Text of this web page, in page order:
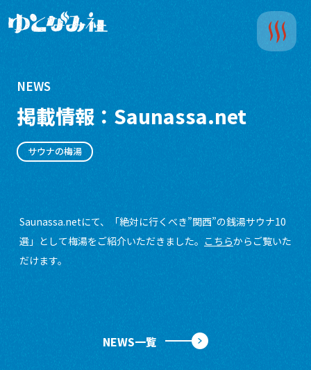
NEWS
掲載情報：Saunassa.net
サウナの梅湯
Saunassa.netにて、「絶対に行くべき”関西”の銭湯サウナ10
選」として梅湯をご紹介いただきました。 こちらからご覧いた
だけます。
NEWS一覧